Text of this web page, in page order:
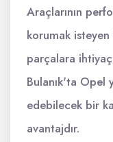
Araçlarının
korumak
parçalara ihtiyaç
Bulanık'ta Opel
edebilecek bir
avantajdır.